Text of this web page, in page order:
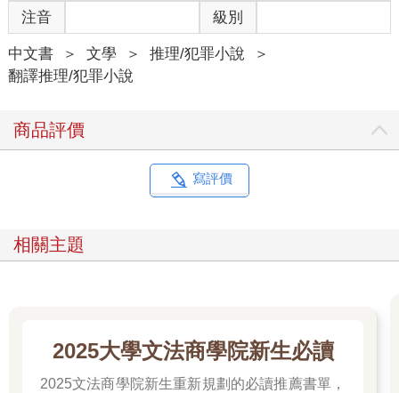
注音 級別
中文書 ＞ 文學 ＞ 推理/犯罪小說
＞
翻譯推理/犯罪小說
商品評價
寫評價
相關主題
2025大學文法商學院新生必讀
2025文法商學院新生重新規劃的必讀推薦書單，